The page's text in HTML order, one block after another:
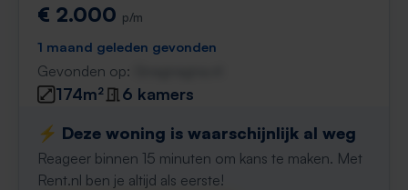
€ 2.000 p/m
1 maand geleden gevonden
Gevonden op:
174m²
6 kamers
⚡️ Deze woning is waarschijnlijk al weg
Reageer binnen 15 minuten om kans te maken. Met
Rent.nl ben je altijd als eerste!